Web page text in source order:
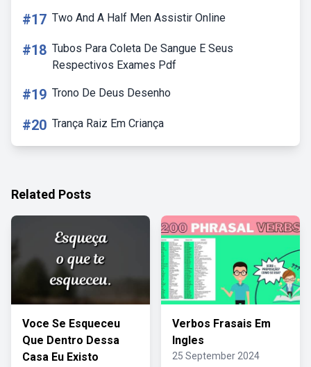
#17 Two And A Half Men Assistir Online
#18 Tubos Para Coleta De Sangue E Seus
Respectivos Exames Pdf
#19 Trono De Deus Desenho
#20 Trança Raiz Em Criança
Related Posts
Voce Se Esqueceu
Que Dentro Dessa
Casa Eu Existo
Verbos Frasais Em
Ingles
25 September 2024